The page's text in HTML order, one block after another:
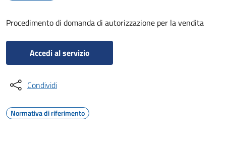
Procedimento di domanda di autorizzazione per la vendita
Accedi al servizio
Condividi
Normativa di riferimento